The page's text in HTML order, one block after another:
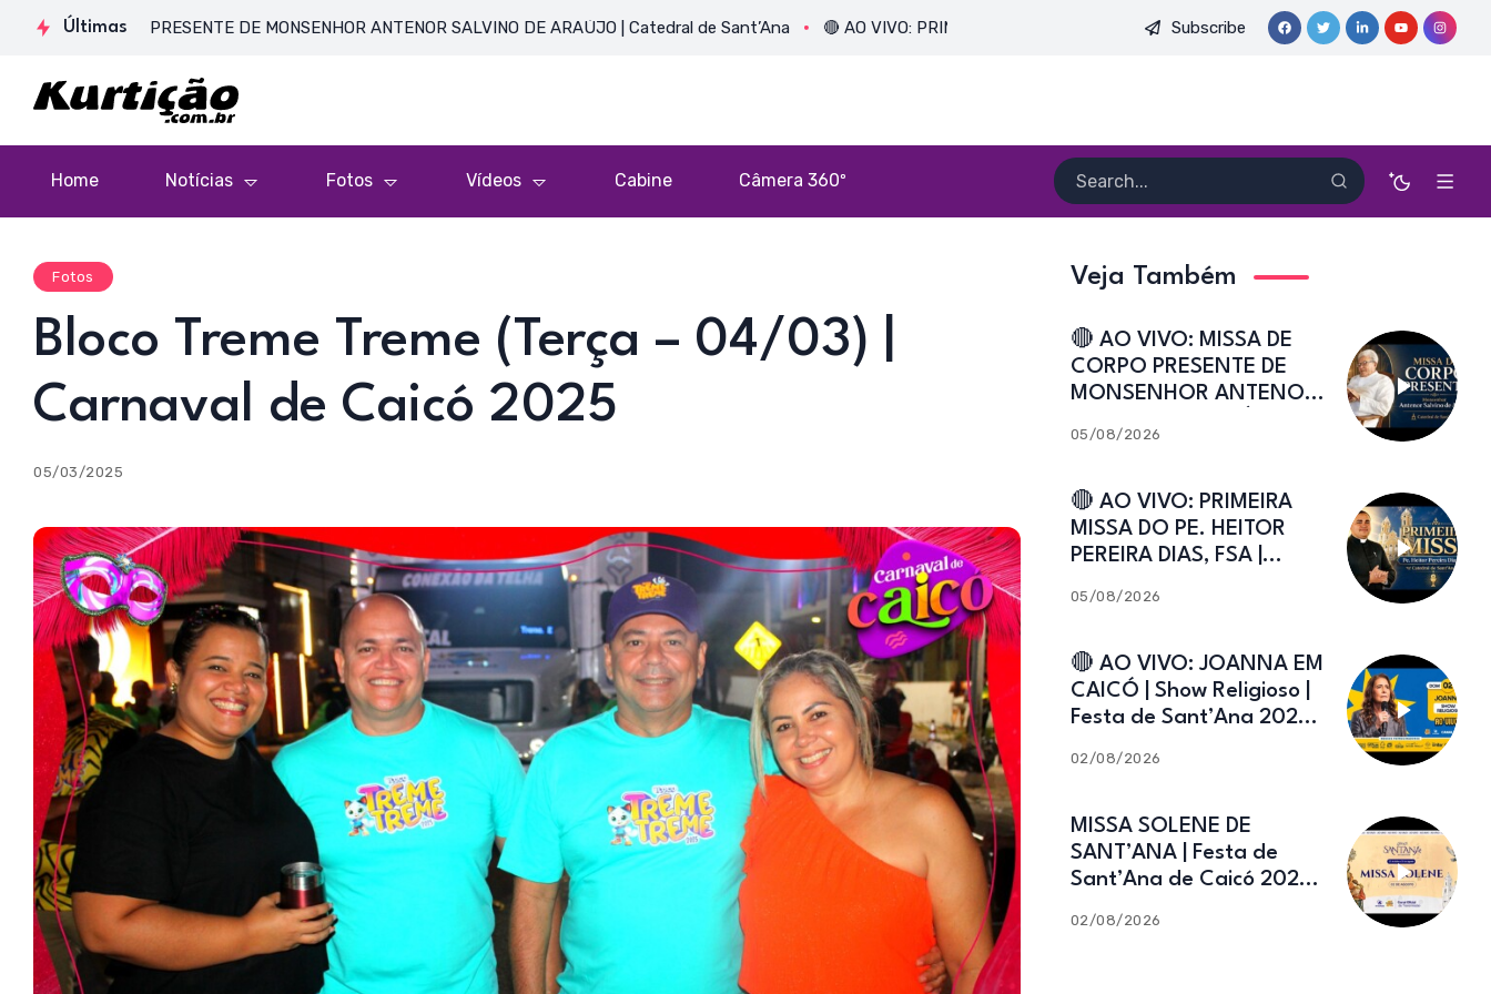
Últimas
DE CORPO PRESENTE DE MONSENHOR ANTENOR SALVINO DE ARAÚJO | Catedral de Sant’Ana 🔴 AO VIVO: PRIMEIRA MISSA DO PE. HEITOR PEREIRA DIAS, FSA | Catedral de Sant’Ana |
Subscribe
Home Notícias Fotos Vídeos Cabine Câmera 360º
Fotos
Bloco Treme Treme (Terça – 04/03) |
Carnaval de Caicó 2025
05/03/2025
Veja Também
🔴 AO VIVO: MISSA DE
CORPO PRESENTE DE
MONSENHOR ANTENOR
Catedral de Sant’Ana
05/08/2026
🔴 AO VIVO: PRIMEIRA
MISSA DO PE. HEITOR
PEREIRA DIAS, FSA |
Caicó-RN
05/08/2026
🔴 AO VIVO: JOANNA EM
CAICÓ | Show Religioso |
Festa de Sant’Ana 2026 |
02/08/2026
MISSA SOLENE DE
SANT’ANA | Festa de
Sant’Ana de Caicó 2026 |
02/08/2026